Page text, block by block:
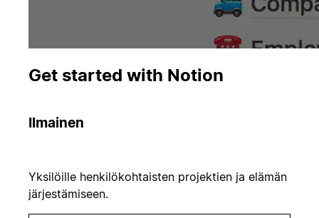
Get started with Notion
Ilmainen
Yksilöille henkilökohtaisten projektien ja elämän
järjestämiseen.